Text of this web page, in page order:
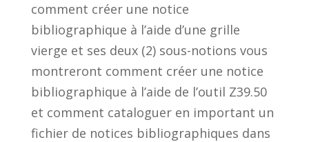
comment créer une notice
bibliographique à l’aide d’une grille
vierge et ses deux (2) sous-notions vous
montreront comment créer une notice
bibliographique à l’aide de l’outil Z39.50
et comment cataloguer en important un
fichier de notices bibliographiques dans